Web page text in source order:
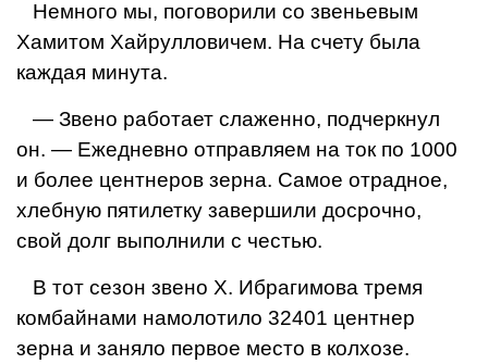
Немного мы, поговорили со звенье­вым
Хамитом Хайрулловичем. На сче­ту была
каждая минута.
— Звено работает слаженно, под­черкнул
он. — Ежедневно отправляем на ток по 1000
и более центнеров зерна. Самое отрадное,
хлебную пятилетку завершили досрочно,
свой долг выполнили с честью.
В тот сезон звено X. Ибрагимова тремя
комбайнами намолотило 32401 центнер
зерна и заняло первое место в колхозе.